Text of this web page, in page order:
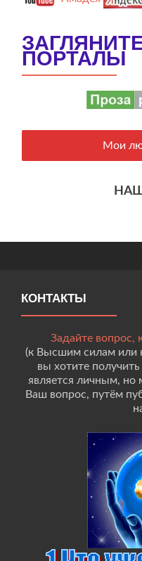
ПОРТАЛЫ
Мои
КОНТАКТЫ
Задайте вопрос,
(к Высшим силам или
вы хотите
является личным, но
Ваш вопрос, путём